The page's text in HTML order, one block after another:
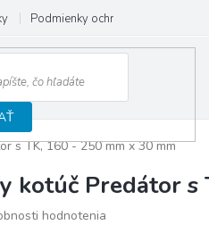
Podmienky ochrany osobných
s TK, 160 - 250 mm x 30 mm
kotúč Predátor
hodnotenia